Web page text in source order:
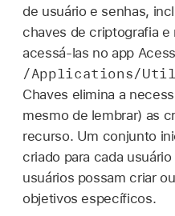
de usuário e senhas,
chaves de criptografia e
acessá‑las no app
/Applications/
Chaves elimina a
mesmo de lembrar) as
recurso. Um conjunto
criado para cada
usuários possam criar
objetivos específicos.